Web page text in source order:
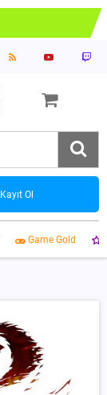
Kayıt Ol
Game Gold